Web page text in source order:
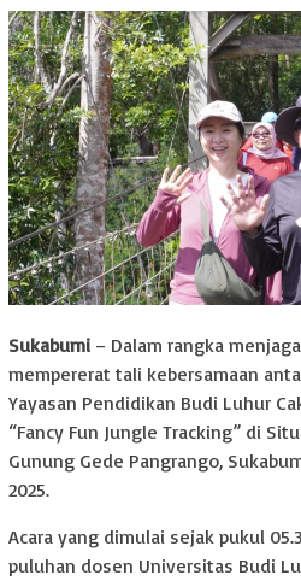
Sukabumi – Dalam rangka
mempererat tali kebersamaan
Yayasan Pendidikan Budi Luhur
“Fancy Fun Jungle Tracking” di
Gunung Gede Pangrango,
2025.
Acara yang dimulai sejak pukul
puluhan dosen Universitas Budi